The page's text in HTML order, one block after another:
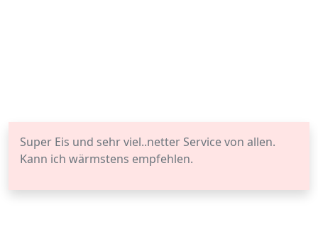
Super Eis und sehr viel..netter Service von allen.
Kann ich wärmstens empfehlen.